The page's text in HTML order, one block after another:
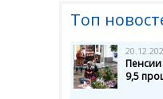
Топ
9,5